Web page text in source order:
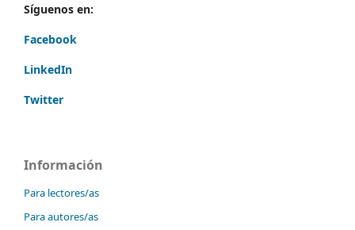
Síguenos en:
Facebook
LinkedIn
Twitter
Información
Para lectores/as
Para autores/as